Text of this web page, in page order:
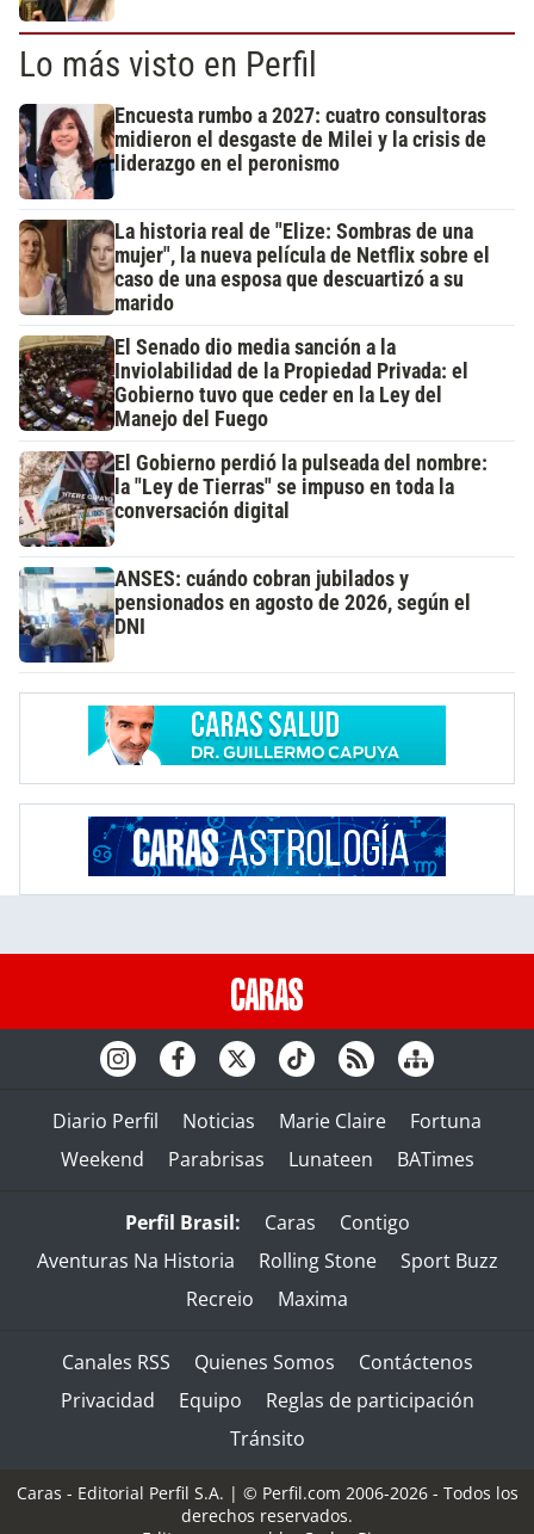
Lo más visto en Perfil
Encuesta rumbo a 2027: cuatro consultoras
midieron el desgaste de Milei y la crisis de
liderazgo en el peronismo
La historia real de "Elize: Sombras de una
mujer", la nueva película de Netflix sobre el
caso de una esposa que descuartizó a su
marido
El Senado dio media sanción a la
Inviolabilidad de la Propiedad Privada: el
Gobierno tuvo que ceder en la Ley del
Manejo del Fuego
El Gobierno perdió la pulseada del nombre:
la "Ley de Tierras" se impuso en toda la
conversación digital
ANSES: cuándo cobran jubilados y
pensionados en agosto de 2026, según el
DNI
Diario Perfil Noticias Marie Claire
Fortuna
Weekend
Parabrisas Lunateen BATimes
Perfil Brasil: Caras
Contigo
Aventuras Na Historia
Rolling Stone
Sport Buzz
Recreio
Maxima
Canales RSS Quienes Somos
Contáctenos
Privacidad
Equipo
Reglas de participación
Tránsito
Caras - Editorial Perfil S.A. | © Perfil.com 2006-2026 - Todos los
derechos reservados.